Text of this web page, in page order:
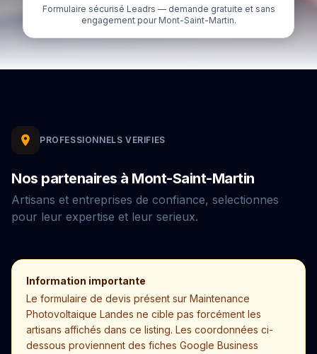
Formulaire sécurisé Leadrs — demande gratuite et sans
engagement pour Mont-Saint-Martin.
PROFESSIONNELS VERIFIES
Nos partenaires à Mont-Saint-Martin
Artisans et entreprises de confiance, selectionnes
pour leur expertise et leur serieux.
Information importante
Le formulaire de devis présent sur Maintenance
Photovoltaique Landes ne cible pas forcément les
artisans affichés dans ce listing. Les coordonnées ci-
dessous proviennent des fiches Google Business